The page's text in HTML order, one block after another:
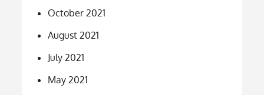
October 2021
August 2021
July 2021
May 2021